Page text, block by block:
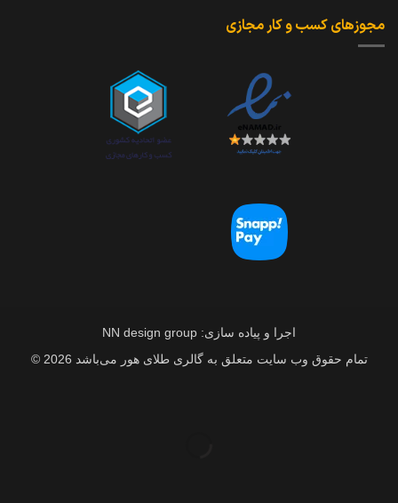
مجوزهای کسب و کار مجازی
اجرا و پیاده سازی: NN design group
تمام حقوق وب سایت متعلق به گالری طلای هور می‌باشد 2026 ©